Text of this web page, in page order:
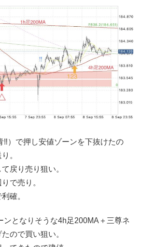
）で押し安値ゾーンを下抜けたの
。
戻り売り狙い。
で売り。
確。
となりそうな4h足200MA＋三尊ネ
ので買い狙い。